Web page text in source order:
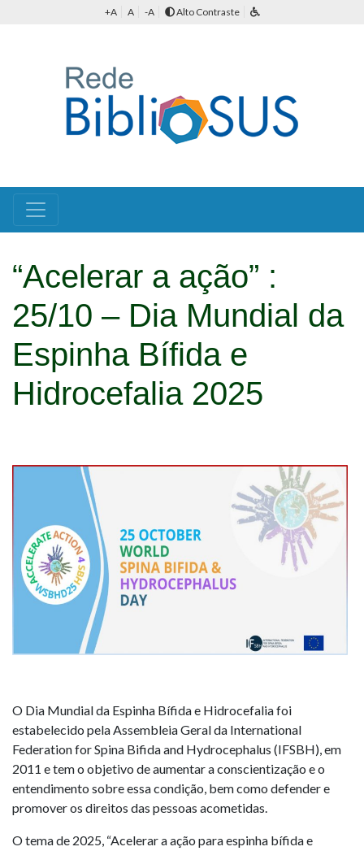
+A A -A Alto Contraste
“Acelerar a ação” :
25/10 – Dia Mundial da
Espinha Bífida e
Hidrocefalia 2025
O Dia Mundial da Espinha Bífida e Hidrocefalia foi
estabelecido pela Assembleia Geral da International
Federation for Spina Bifida and Hydrocephalus (IFSBH), em
2011 e tem o objetivo de aumentar a conscientização e o
entendimento sobre essa condição, bem como defender e
promover os direitos das pessoas acometidas.
O tema de 2025, “Acelerar a ação para espinha bífida e